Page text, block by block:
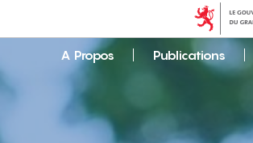
A Propos Publications